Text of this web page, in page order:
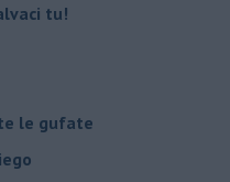
tu!
le gufate